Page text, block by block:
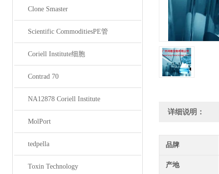
Clone Smaster
Scientific CommoditiesPE管
Coriell Institute细胞
Contrad 70
NA12878 Coriell Institute
MolPort
tedpella
Toxin Technology
详细说明：
品牌
产地